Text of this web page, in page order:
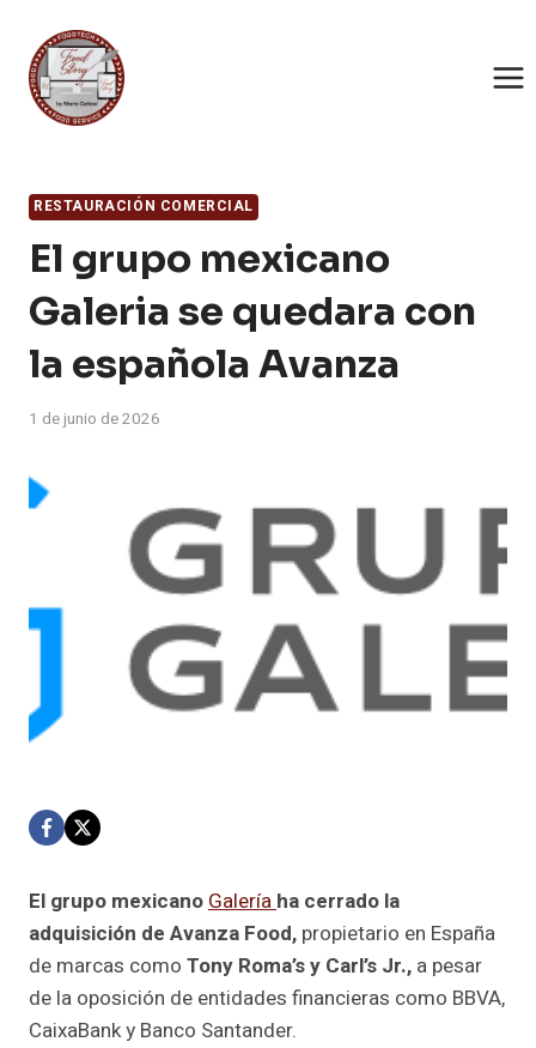
contenido
RESTAURACIÓN COMERCIAL
El grupo mexicano
Galeria se quedara con
la española Avanza
1 de junio de 2026
El grupo mexicanoGaleríaha cerrado la
adquisición de Avanza Food, propietario en España
de marcas como Tony Roma’s y Carl’s Jr., a pesar
de la oposición de entidades financieras como BBVA,
CaixaBank y Banco Santander.